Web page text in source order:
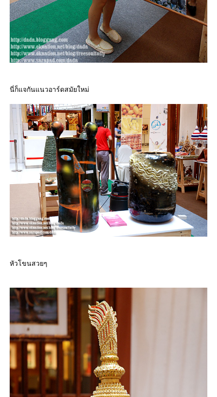
นี่ก็แจกันแนวอาร์ดสมัยใหม่
หัวโขนสวยๆ